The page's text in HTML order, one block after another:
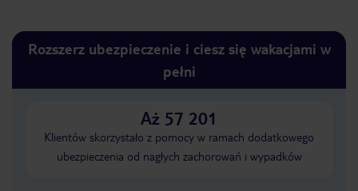
Rozszerz ubezpieczenie i ciesz się wakacjami w
pełni
Aż 57 201
Klientów skorzystało z pomocy w ramach dodatkowego
ubezpieczenia od nagłych zachorowań i wypadków